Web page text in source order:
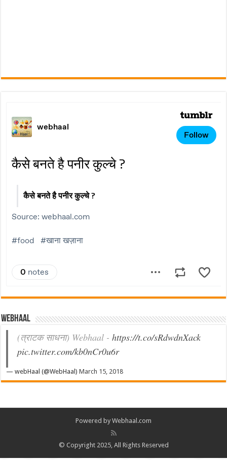
Webhaal
(त्राटक साधना) Webhaal -https://t.co/sRdwdnXack
pic.twitter.com/kb0nCr0u6r
— webHaal (@WebHaal)March 15, 2018
Powered by Webhaal.com
© Copyright 2025, All Rights Reserved